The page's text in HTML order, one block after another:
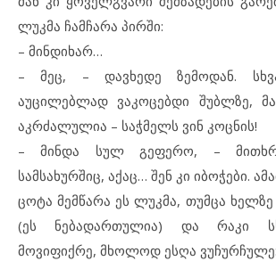
ლუკმა ჩამჩარა პირში:
– მინდიხარ…
– მეც, – დავხედე ზემოდან. სხვა
აუცილებლად ვაკოცებდი შუბლზე,
აკრძალულია – საჭმელს ვინ კოცნის!
– მინდა სულ გეფერო, –
სამსახურშიც, აქაც… შენ კი იბოჭები.
ცოტა მემწარა ეს ლუკმა, თუმცა
(ეს ნებადართულია) და რაკი
მოვიფიქრე, მხოლოდ ესღა ვუჩურჩულე: